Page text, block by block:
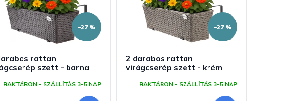
–27 %
rattan
szett - barna
RAKTÁRON - SZÁLLÍTÁS 3-5 NAP
–27 %
2 darabos rattan
virágcserép szett - krém
RAKTÁRON - SZÁLLÍTÁS 3-5 NAP